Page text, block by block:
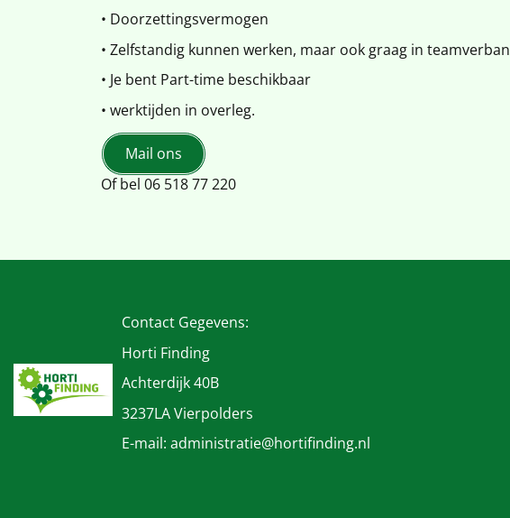
• Doorzettingsvermogen
• Zelfstandig kunnen werken, maar ook graag in
• Je bent Part-time beschikbaar
• werktijden in overleg.
Mail ons
Of bel 06 518 77 220
Contact Gegevens:
Horti Finding
Achterdijk 40B
3237LA Vierpolders
E-mail: administratie@hortifinding.nl